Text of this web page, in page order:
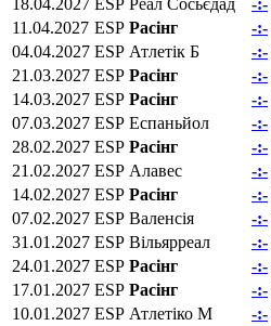
11.04.2027 ESP Расінг -:-
04.04.2027 ESP Атлетік Б -:-
21.03.2027 ESP Расінг -:-
14.03.2027 ESP Расінг -:-
07.03.2027 ESP Еспаньйол -:-
28.02.2027 ESP Расінг -:-
21.02.2027 ESP Алавес -:-
14.02.2027 ESP Расінг -:-
07.02.2027 ESP Валенсія -:-
31.01.2027 ESP Вільярреал -:-
24.01.2027 ESP Расінг -:-
17.01.2027 ESP Расінг -:-
10.01.2027 ESP Атлетіко М -:-